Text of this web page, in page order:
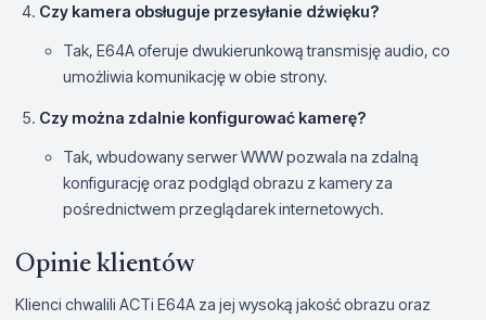
Czy kamera obsługuje przesyłanie dźwięku?
Tak, E64A oferuje dwukierunkową transmisję audio, co
umożliwia komunikację w obie strony.
Czy można zdalnie konfigurować kamerę?
Tak, wbudowany serwer WWW pozwala na zdalną
konfigurację oraz podgląd obrazu z kamery za
pośrednictwem przeglądarek internetowych.
Opinie klientów
Klienci chwalili ACTi E64A za jej wysoką jakość obrazu oraz